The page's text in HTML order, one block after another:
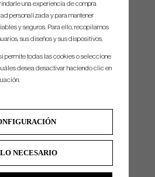
21°
43° 63.25°
48°
una experiencia de compra
personalizada y para mantener
y seguros. Para ello, recopilamos
sus diseños y sus dispositivos.
permite todas las cookies o seleccione
desea desactivar haciendo clic en
NECESARIO